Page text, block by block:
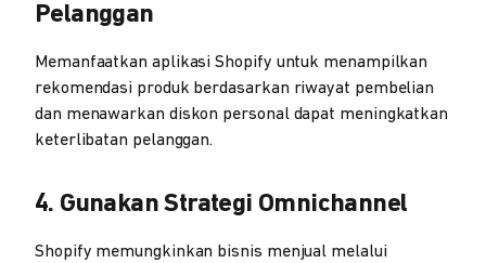
Pelanggan
Memanfaatkan aplikasi Shopify untuk menampilkan
rekomendasi produk berdasarkan riwayat pembelian
dan menawarkan diskon personal dapat meningkatkan
keterlibatan pelanggan.
4. Gunakan Strategi Omnichannel
Shopify memungkinkan bisnis menjual melalui